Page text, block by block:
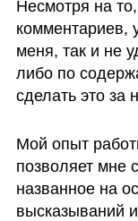
Несмотря на
комментариев,
меня, так и не
либо по
сделать это за
Мой опыт
позволяет мне
названное на
высказываний